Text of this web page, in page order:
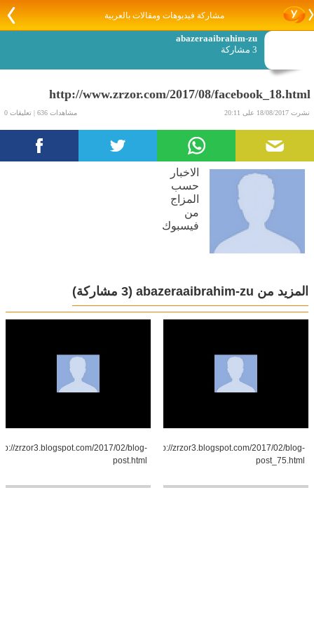
مشاركة فيديوهات ومقالات بالعربية
abazeraaibrahim-zu
3 مشاركة
http://www.zrzor.com/2017/08/facebook_18.html
نشرت 18/08/2017 على 20:11 مشاهدات 636 | تعليقات 0
الاخبار
حسب
المزاج
من
فيسبوك
المزيد من abazeraaibrahim-zu (3 مشاركة)
http://zrzor3.blogspot.com/2017/02/blog-
post_75.html
zrzor3.blogspot.com/2017/02/blog-
post.html